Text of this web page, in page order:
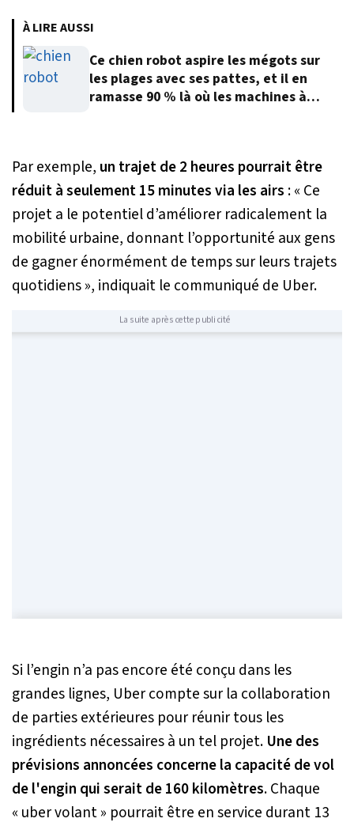
À LIRE AUSSI
Ce chien robot aspire les mégots sur
les plages avec ses pattes, et il en
ramasse 90 % là où les machines à
Par exemple, un trajet de 2 heures pourrait être
réduit à seulement 15 minutes via les airs :« Ce
projet a le potentiel d’améliorer radicalement la
mobilité urbaine, donnant l’opportunité aux gens
de gagner énormément de temps sur leurs trajets
quotidiens », indiquait le communiqué de Uber.
La suite après cette publicité
Si l’engin n’a pas encore été conçu dans les
grandes lignes, Uber compte sur la collaboration
de parties extérieures pour réunir tous les
ingrédients nécessaires à un tel projet. Une des
prévisions annoncées concerne la capacité de vol
de l'engin qui serait de 160 kilomètres. Chaque
« uber volant » pourrait être en service durant 13